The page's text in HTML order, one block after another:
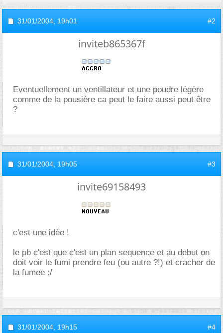
31/01/2004, 19h01 #2
inviteb865367f
Eventuellement un ventillateur et une poudre légère
comme de la pousière ca peut le faire aussi peut être
?
31/01/2004, 19h05 #3
invite69158493
c'est une idée !
le pb c'est que c'est un plan sequence et au debut on
doit voir le fumi prendre feu (ou autre ?!) et cracher de
la fumee :/
31/01/2004, 19h15 #4